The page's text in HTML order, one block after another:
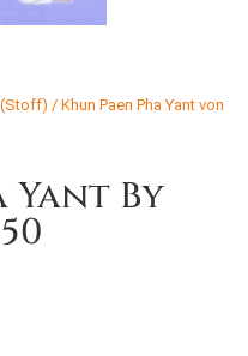
(Stoff) / Khun Paen Pha Yant von
Yant By